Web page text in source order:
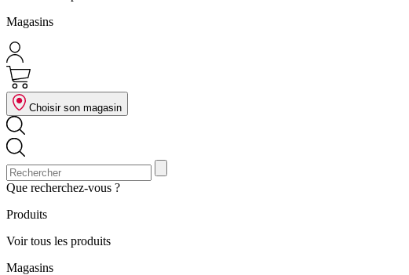
Magasins
Choisir son magasin
Que recherchez-vous ?
Produits
Voir tous les produits
Magasins